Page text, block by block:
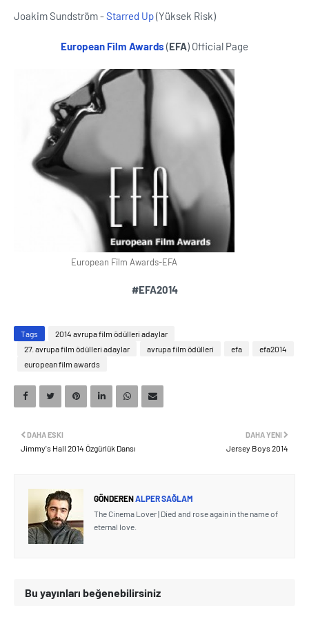
Joakim Sundström -Starred Up(Yüksek Risk)
European Film Awards (EFA) Official Page
European Film Awards-EFA
#EFA2014
Tags
2014 avrupa film ödülleri adaylar
27. avrupa film ödülleri adaylar
avrupa film ödülleri efa
efa2014
european film awards
DAHA YENI
Jersey Boys 2014
DAHA ESKI
Jimmy's Hall 2014 Özgürlük Dansı
GÖNDERENALPER SAĞLAM
The Cinema Lover | Died and rose again in the name of
eternal love.
Bu yayınları beğenebilirsiniz